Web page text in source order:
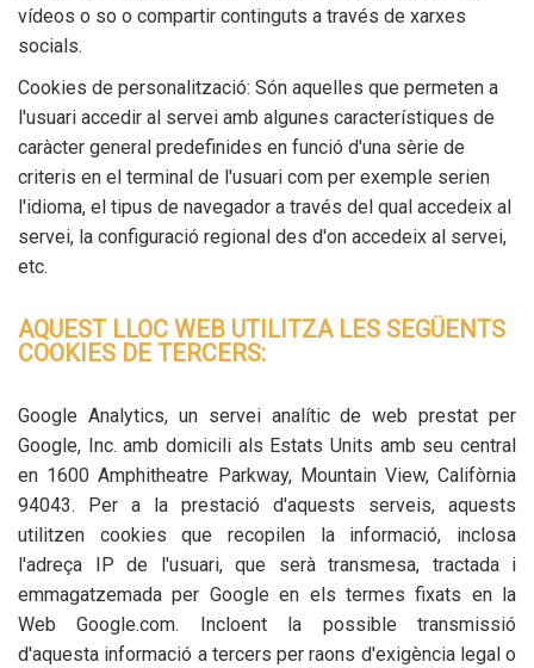
vídeos o so o compartir continguts a través de xarxes
socials.
Cookies de personalització: Són aquelles que permeten a
l'usuari accedir al servei amb algunes característiques de
caràcter general predefinides en funció d'una sèrie de
criteris en el terminal de l'usuari com per exemple serien
l'idioma, el tipus de navegador a través del qual accedeix al
servei, la configuració regional des d'on accedeix al servei,
etc.
AQUEST LLOC WEB UTILITZA LES SEGÜENTS
COOKIES DE TERCERS:
Google Analytics, un servei analític de web prestat per
Google, Inc. amb domicili als Estats Units amb seu central
en 1600 Amphitheatre Parkway, Mountain View, Califòrnia
94043. Per a la prestació d'aquests serveis, aquests
utilitzen cookies que recopilen la informació, inclosa
l'adreça IP de l'usuari, que serà transmesa, tractada i
emmagatzemada per Google en els termes fixats en la
Web Google.com. Incloent la possible transmissió
d'aquesta informació a tercers per raons d'exigència legal o